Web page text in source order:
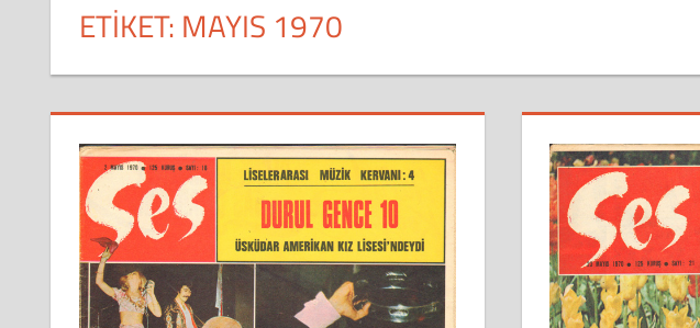
ETIKET: MAYIS 1970